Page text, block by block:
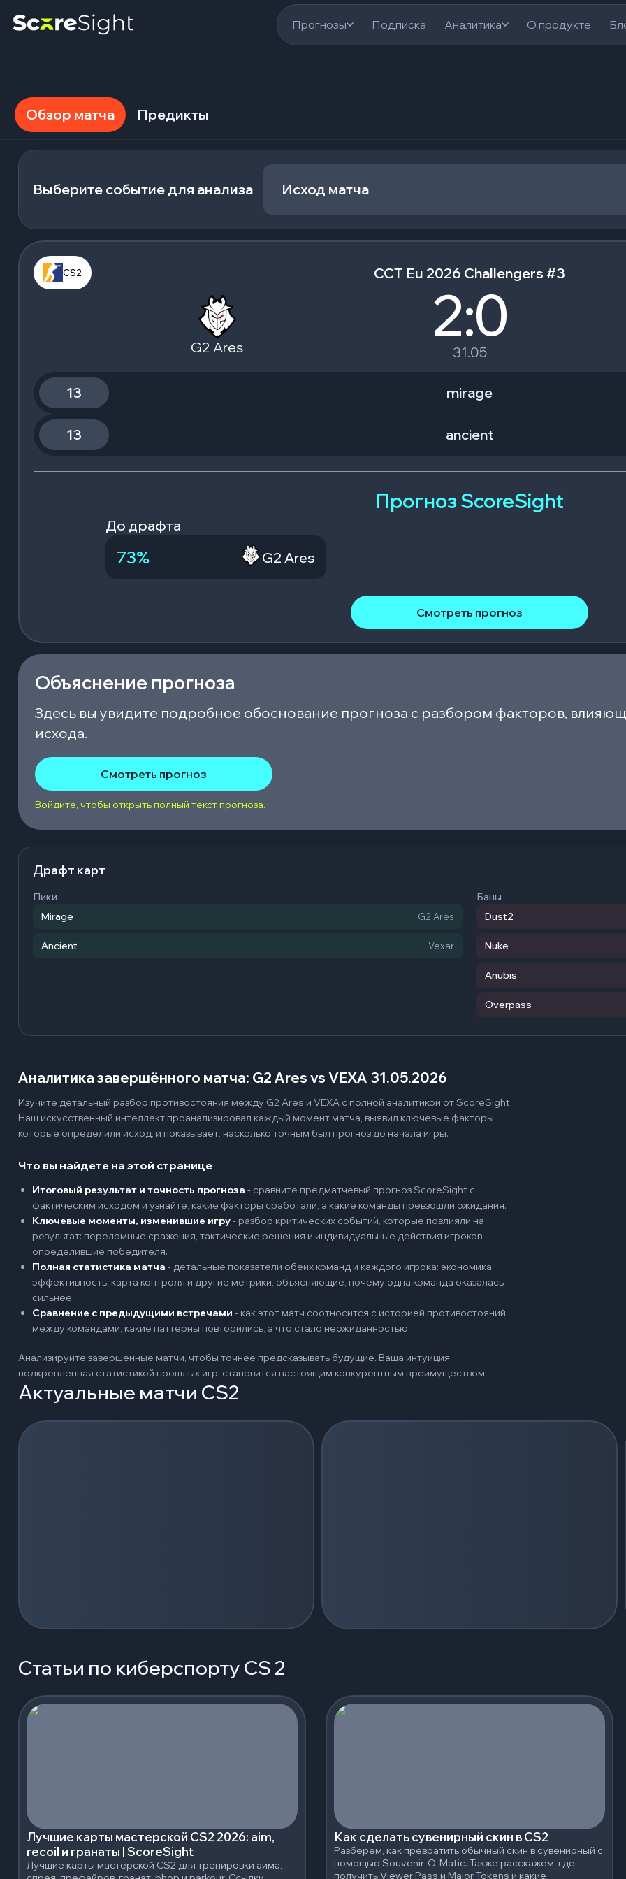
Прогнозы Подписка Аналитика О продукте
Обзор матча Предикты
Выберите событие для анализа Исход матча
CS2 CCT Eu 2026 Challengers #3
G2 Ares 2:0
31.05
13 mirage
13 ancient
Прогноз ScoreSight
До драфта
73% G2 Ares
Смотреть прогноз
Объяснение прогноза
Здесь вы увидите подробное обоснование прогноза с разбором факторов,
исхода.
Смотреть прогноз
Войдите, чтобы открыть полный текст прогноза.
Драфт карт
Пики
Mirage
G2 Ares
Ancient Vexar
Баны
Dust2
Nuke
Anubis
Overpass
Аналитика завершённого матча: G2 Ares vs VEXA 31.05.2026
Изучите детальный разбор противостояния между G2 Ares и VEXA с полной аналитикой от ScoreSight.
Наш искусственный интеллект проанализировал каждый момент матча, выявил ключевые факторы,
которые определили исход, и показывает, насколько точным был прогноз до начала игры.
Что вы найдете на этой странице
Итоговый результат и точность прогноза - сравните предматчевый прогноз ScoreSight с
фактическим исходом и узнайте, какие факторы сработали, а какие команды превзошли ожидания.
Ключевые моменты, изменившие игру- разбор критических событий, которые повлияли на
результат: переломные сражения, тактические решения и индивидуальные действия игроков,
определившие победителя.
Полная статистика матча - детальные показатели обеих команд и каждого игрока: экономика,
эффективность, карта контроля и другие метрики, объясняющие, почему одна команда оказалась
сильнее.
Сравнение с предыдущими встречами - как этот матч соотносится с историей противостояний
между командами, какие паттерны повторились, а что стало неожиданностью.
Анализируйте завершенные матчи, чтобы точнее предсказывать будущие. Ваша интуиция,
подкрепленная статистикой прошлых игр, становится настоящим конкурентным преимуществом.
Актуальные матчи CS2
Загрузка событий...
Статьи по киберспорту CS 2
Лучшие карты мастерской CS2 2026: aim,
recoil и гранаты | ScoreSight
Лучшие карты мастерской CS2 для тренировки аима,
Как сделать сувенирный скин в CS2
Разберем, как превратить обычный скин в сувенирный с
помощью Souvenir-O-Matic. Также расскажем, где
получить Viewer Pass и Major Tokens и какие